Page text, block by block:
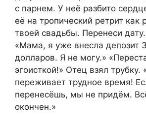
с парнем. У неё разбито
её на тропический ретрит как
твоей свадьбы. Перенеси
«Мама, я уже внесла депозит
долларов. Я не могу.»
эгоисткой!» Отец взял трубку.
переживает трудное время!
перенесёшь, мы не придём.
окончен.»